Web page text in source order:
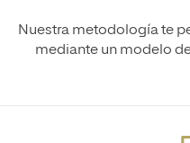
Nuestra metodología te
mediante un modelo